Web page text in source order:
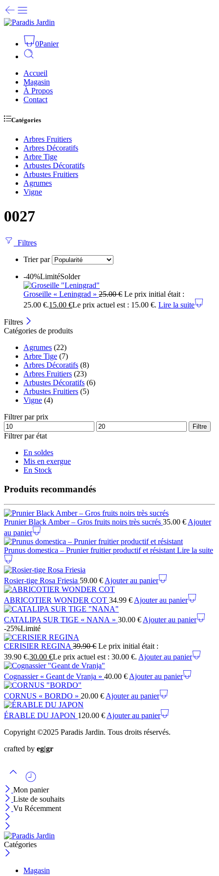
0Panier
Accueil
Magasin
À Propos
Contact
Catégories
Arbres Fruitiers
Arbres Décoratifs
Arbre Tige
Arbustes Décoratifs
Arbustes Fruitiers
Agrumes
Vigne
0027
Filtres
Trier par
-40%LimitéSolder
Groseille « Leningrad » 25.00€ Le prix initial était :
25.00 €.15.00 €Le prix actuel est : 15.00 €. Lire la suite
Filtres
Catégories de produits
Agrumes (22)
Arbre Tige (7)
Arbres Décoratifs (8)
Arbres Fruitiers (23)
Arbustes Décoratifs (6)
Arbustes Fruitiers (5)
Vigne (4)
Filtrer par prix
Filtre
Filtrer par état
En soldes
Mis en exergue
En Stock
Produits recommandés
Prunier Black Amber – Gros fruits noirs très sucrés 35.00 € Ajouter
au panier
Prunus domestica – Prunier fruitier productif et résistant Lire la suite
Rosier-tige Rosa Friesia 59.00 € Ajouter au panier
ABRICOTIER WONDER COT 34.99 € Ajouter au panier
CATALIPA SUR TIGE « NANA » 30.00 € Ajouter au panier
-25%Limité
CERISIER REGINA 39.90€ Le prix initial était :
39.90 €.30.00 €Le prix actuel est : 30.00 €. Ajouter au panier
Cognassier « Geant de Vranja » 40.00 € Ajouter au panier
CORNUS « BORDO » 20.00 € Ajouter au panier
ÉRABLE DU JAPON 120.00 € Ajouter au panier
Copyright ©2025 Paradis Jardin. Tous droits réservés.
crafted by eg|gr
Mon panier
Liste de souhaits
Vu Récemment
Catégories
Magasin